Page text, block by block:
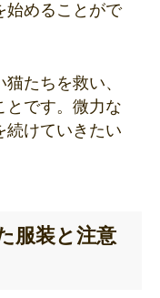
始めることがで
たちを救い、
とです。微力な
続けていきたい
服装と注意